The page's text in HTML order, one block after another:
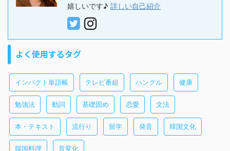
嬉しいです♪ 詳しい自己紹介
よく使用するタグ
インパクト単語帳 テレビ番組 ハングル 健康
勉強法 動詞 基礎固め 恋愛 文法
本・テキスト 流行り 留学 発音 韓国文化
韓国料理 音変化